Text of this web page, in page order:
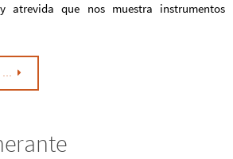
atrevida que nos muestra instrumentos